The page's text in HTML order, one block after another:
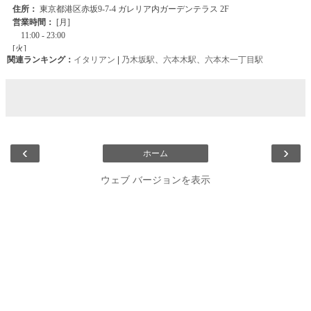
関連ランキング： イタリアン | 乃木坂駅、 六本木駅、 六本木一丁目駅
‹ ›
ホーム
ウェブ バージョンを表示